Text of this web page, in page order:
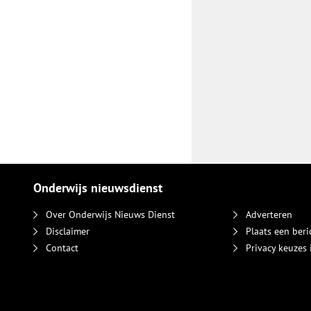
Onderwijs nieuwsdienst
Over Onderwijs Nieuws Dienst
Disclaimer
Contact
Adverteren
Plaats een
Privacy